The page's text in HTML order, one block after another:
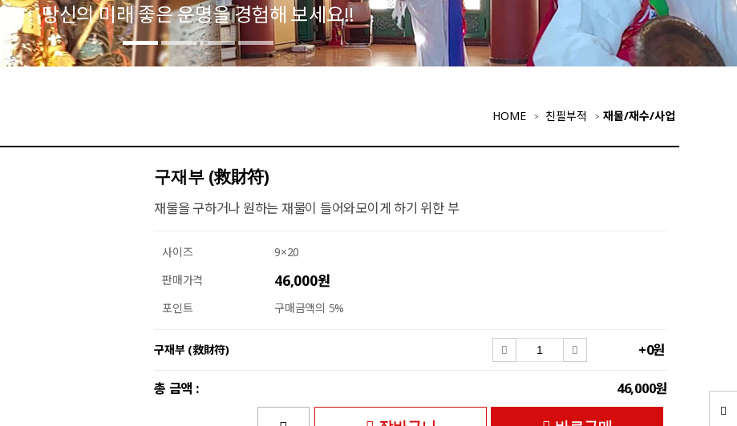
당신의 미래 좋은 운명을 경험해 보세요!!
HOME 친필부적 재물/재수/사업
구재부 (救財符)
재물을 구하거나 원하는 재물이 들어와모이게 하기 위한 부
사이즈
9×20
판매가격
46,000원
포인트 구매금액의 5%
구재부 (救財符) +0원
총 금액 : 46,000원